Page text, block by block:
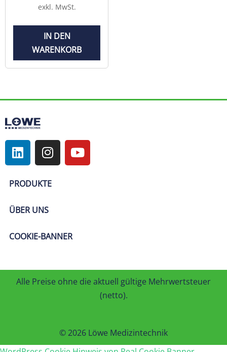
exkl. MwSt.
IN DEN
WARENKORB
PRODUKTE
ÜBER UNS
COOKIE-BANNER
Alle Preise ohne die aktuell gültige Mehrwertsteuer
(netto).
© 2026 Löwe Medizintechnik